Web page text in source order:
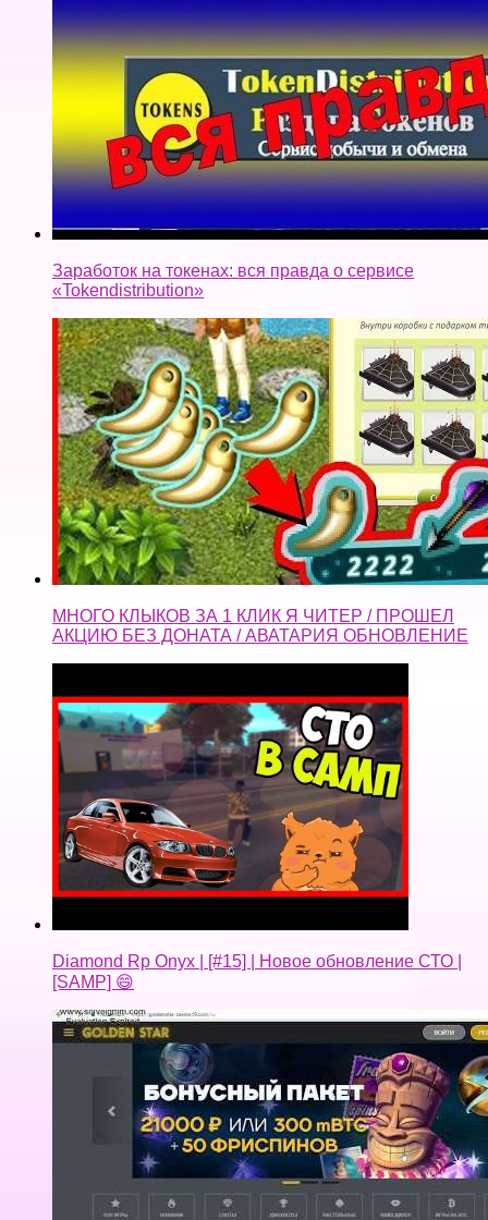
Заработок на токенах: вся правда о сервисе
«Tokendistribution»
МНОГО КЛЫКОВ ЗА 1 КЛИК Я ЧИТЕР / ПРОШЕЛ
АКЦИЮ БЕЗ ДОНАТА / АВАТАРИЯ ОБНОВЛЕНИЕ
Diamond Rp Onyx | [#15] | Новое обновление СТО |
[SAMP] 😄